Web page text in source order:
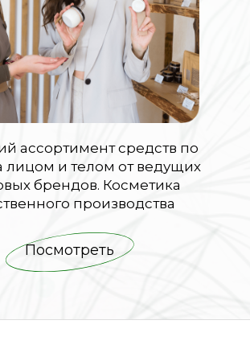
Посмотреть
ассортимент средств по
лицом и телом от ведущих
брендов. Косметика
производства